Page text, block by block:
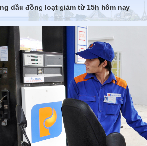
dầu đồng loạt giảm từ 15h hôm nay